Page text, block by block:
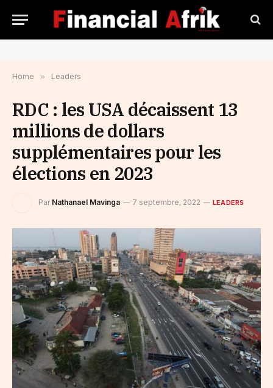
Home » Leaders
RDC : les USA décaissent 13
millions de dollars
supplémentaires pour les
élections en 2023
Par Nathanael Mavinga 7 septembre, 2022 LEADERS